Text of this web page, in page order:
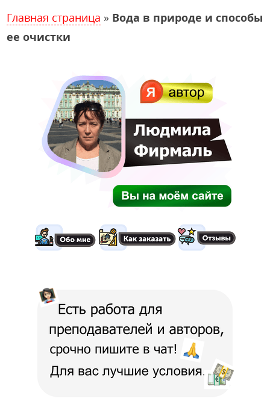
Главная страница » Вода в природе и способы
ее очистки